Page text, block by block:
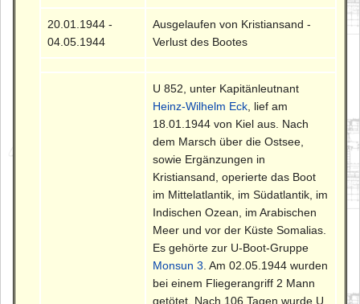
20.01.1944 -
04.05.1944
Ausgelaufen von Kristiansand -
Verlust des Bootes
U 852, unter Kapitänleutnant
Heinz-Wilhelm Eck , lief am
18.01.1944 von Kiel aus. Nach
dem Marsch über die Ostsee,
sowie Ergänzungen in
Kristiansand, operierte das Boot
im Mittelatlantik, im Südatlantik, im
Indischen Ozean, im Arabischen
Meer und vor der Küste Somalias.
Es gehörte zur U-Boot-Gruppe
Monsun 3 . Am 02.05.1944 wurden
bei einem Fliegerangriff 2 Mann
getötet. Nach 106 Tagen wurde U